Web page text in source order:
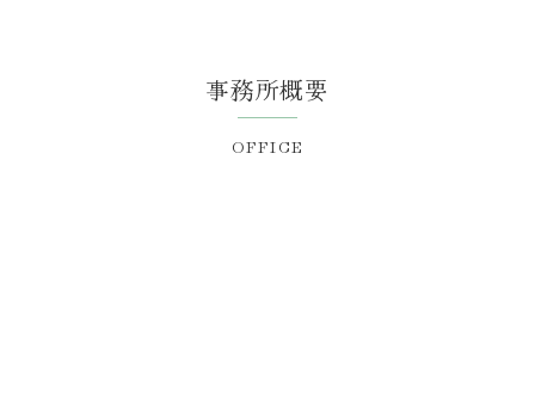
事務所概要
OFFICE